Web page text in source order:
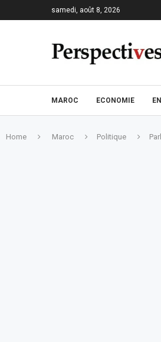
samedi, août 8, 2026
MAROC ECONOMIE
Home Maroc Politique